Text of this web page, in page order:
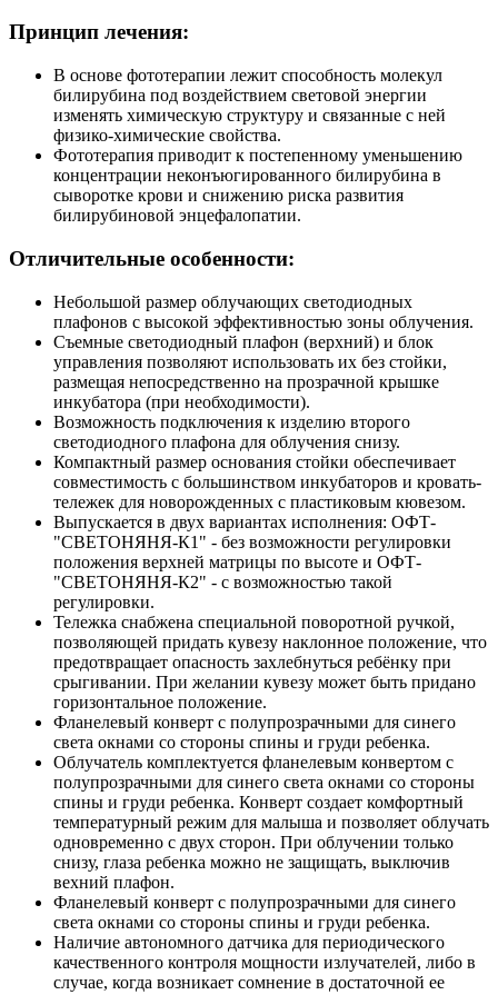
Принцип лечения:
В основе фототерапии лежит способность молекул
билирубина под воздействием световой энергии
изменять химическую структуру и связанные с ней
физико-химические свойства.
Фототерапия приводит к постепенному уменьшению
концентрации неконъюгированного билирубина в
сыворотке крови и снижению риска развития
билирубиновой энцефалопатии.
Отличительные особенности:
Небольшой размер облучающих светодиодных
плафонов с высокой эффективностью зоны облучения.
Съемные светодиодный плафон (верхний) и блок
управления позволяют использовать их без стойки,
размещая непосредственно на прозрачной крышке
инкубатора (при необходимости).
Возможность подключения к изделию второго
светодиодного плафона для облучения снизу.
Компактный размер основания стойки обеспечивает
совместимость с большинством инкубаторов и кровать-
тележек для новорожденных с пластиковым кювезом.
Выпускается в двух вариантах исполнения: ОФТ-
"СВЕТОНЯНЯ-К1" - без возможности регулировки
положения верхней матрицы по высоте и ОФТ-
"СВЕТОНЯНЯ-К2" - с возможностью такой
регулировки.
Тележка снабжена специальной поворотной ручкой,
позволяющей придать кувезу наклонное положение, что
предотвращает опасность захлебнуться ребёнку при
срыгивании. При желании кувезу может быть придано
горизонтальное положение.
Фланелевый конверт с полупрозрачными для синего
света окнами со стороны спины и груди ребенка.
Облучатель комплектуется фланелевым конвертом с
полупрозрачными для синего света окнами со стороны
спины и груди ребенка. Конверт создает комфортный
температурный режим для малыша и позволяет облучать
одновременно с двух сторон. При облучении только
снизу, глаза ребенка можно не защищать, выключив
вехний плафон.
Фланелевый конверт с полупрозрачными для синего
света окнами со стороны спины и груди ребенка.
Наличие автономного датчика для периодического
качественного контроля мощности излучателей, либо в
случае, когда возникает сомнение в достаточной ее